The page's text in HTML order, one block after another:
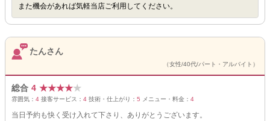
また機会があれば気軽当店ご利用してください。
たんさん
（女性/40代/パート・アルバイト）
総合 4 ★★★★★
雰囲気： 4 接客サービス： 4 技術・仕上がり： 5 メニュー・料金： 4
当日予約も快く受け入れて下さり、ありがとうございます。